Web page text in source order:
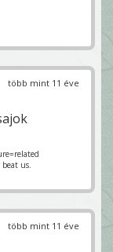
több mint 11 éve
us.
több mint 11 éve